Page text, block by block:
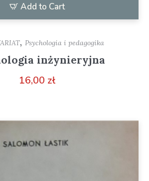
Add to Cart
, Psychologia i pedagogika
inżynieryjna
16,00 zł